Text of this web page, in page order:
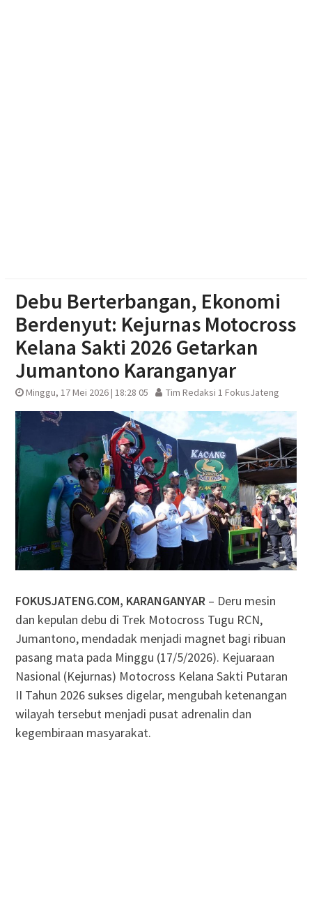
Debu Berterbangan, Ekonomi
Berdenyut: Kejurnas Motocross
Kelana Sakti 2026 Getarkan
Jumantono Karanganyar
Minggu, 17 Mei 2026 | 18:28 05 Tim Redaksi 1 FokusJateng
FOKUSJATENG.COM, KARANGANYAR– Deru mesin
dan kepulan debu di Trek Motocross Tugu RCN,
Jumantono, mendadak menjadi magnet bagi ribuan
pasang mata pada Minggu (17/5/2026). Kejuaraan
Nasional (Kejurnas) Motocross Kelana Sakti Putaran
II Tahun 2026 sukses digelar, mengubah ketenangan
wilayah tersebut menjadi pusat adrenalin dan
kegembiraan masyarakat.